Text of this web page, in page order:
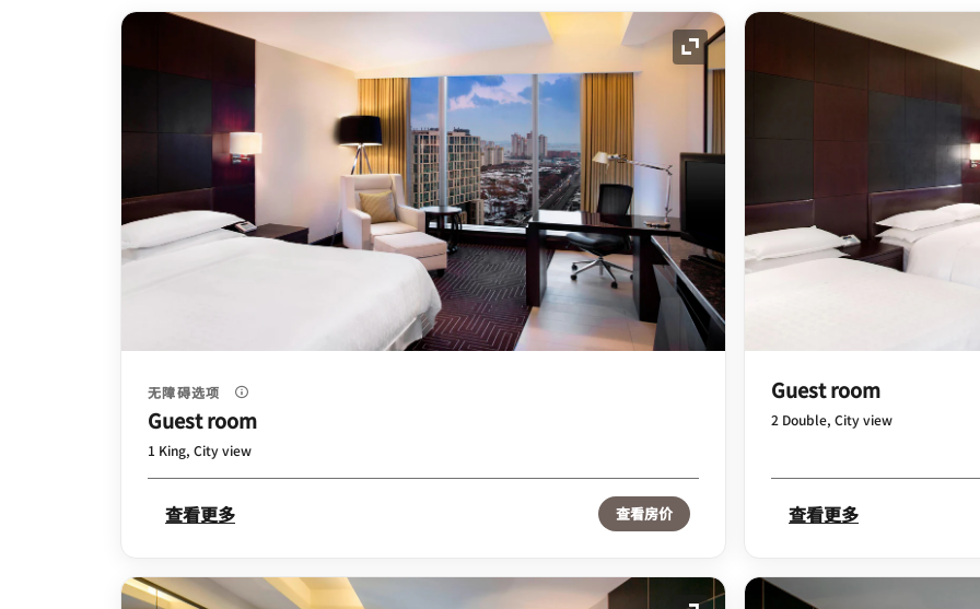
展开图标
无障碍选项
Guest room
1 King, City view
查看更多 查看房价
Guest room
2 Double, City view
查看更多